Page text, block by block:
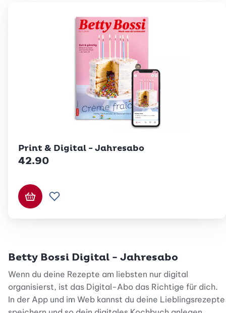
Print & Digital - Jahresabo
42.90
In den Warenkorb
Zur Wunschliste hinzufügen
Betty Bossi Digital - Jahresabo
Wenn du deine Rezepte am liebsten nur digital
organisierst, ist das Digital-Abo das Richtige für dich.
In der App und im Web kannst du deine Lieblingsrezepte